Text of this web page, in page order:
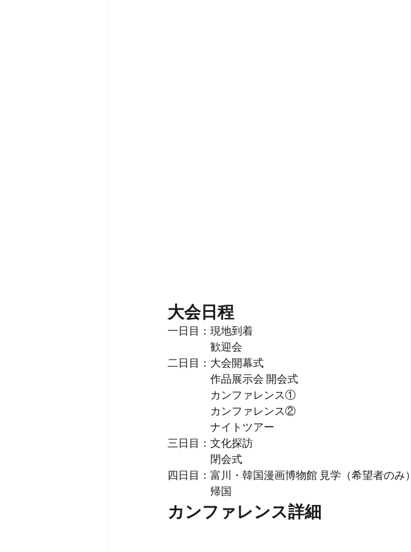
大会日程
一日目：現地到着
歓迎会
二日目：大会開幕式
作品展示会 開会式
カンファレンス①
カンファレンス②
ナイトツアー
三日目：文化探訪
閉会式
四日目：富川・韓国漫画博物館 見学（希望者のみ）
帰国
カンファレンス詳細